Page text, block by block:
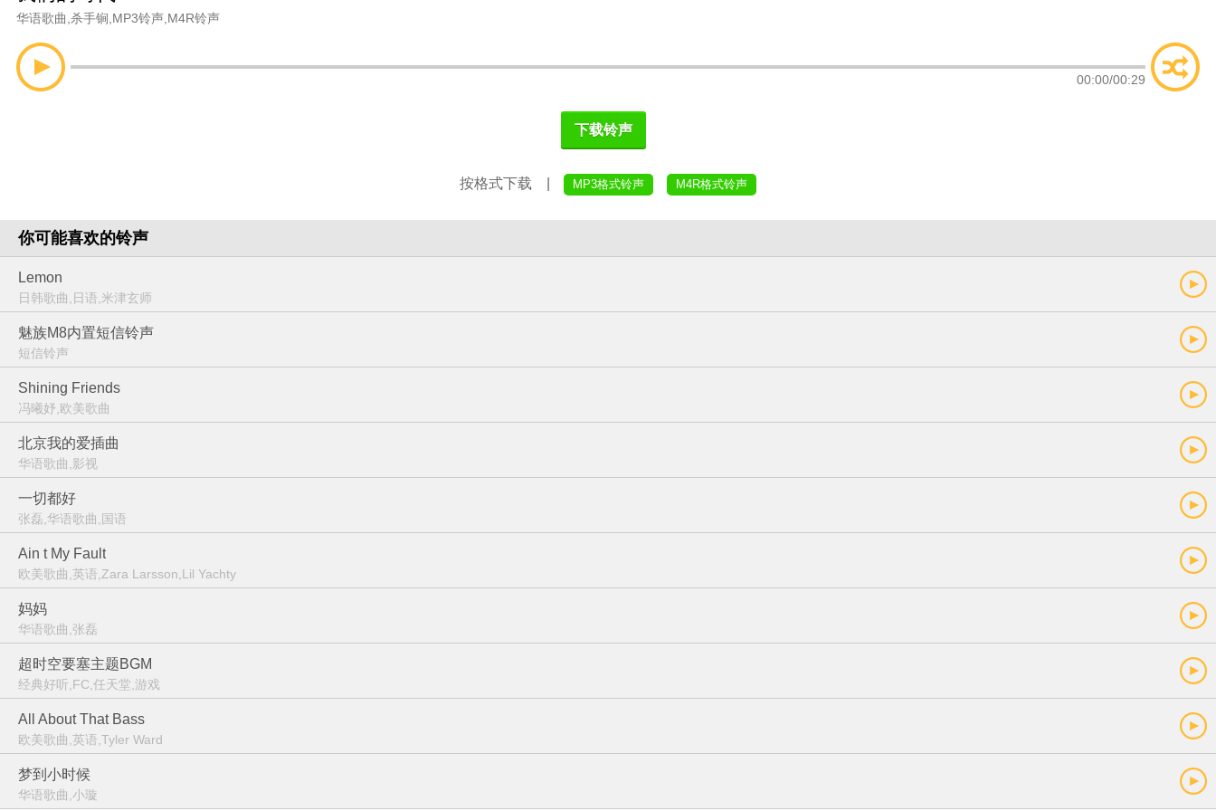
类 索
华语歌曲 杀手锏 MP3铃声 M4R铃声
00:00/00:29
下载铃声
按格式下载 | MP3格式铃声 M4R格式铃声
你可能喜欢的铃声
Lemon
日韩歌曲,日语,米津玄师
魅族M8内置短信铃声
短信铃声
Shining Friends
冯曦妤,欧美歌曲
北京我的爱插曲
华语歌曲,影视
一切都好
张磊,华语歌曲,国语
Ain t My Fault
欧美歌曲,英语,Zara Larsson,Lil Yachty
妈妈
华语歌曲,张磊
超时空要塞主题BGM
经典好听,FC,任天堂,游戏
All About That Bass
欧美歌曲,英语,Tyler Ward
梦到小时候
华语歌曲,小璇